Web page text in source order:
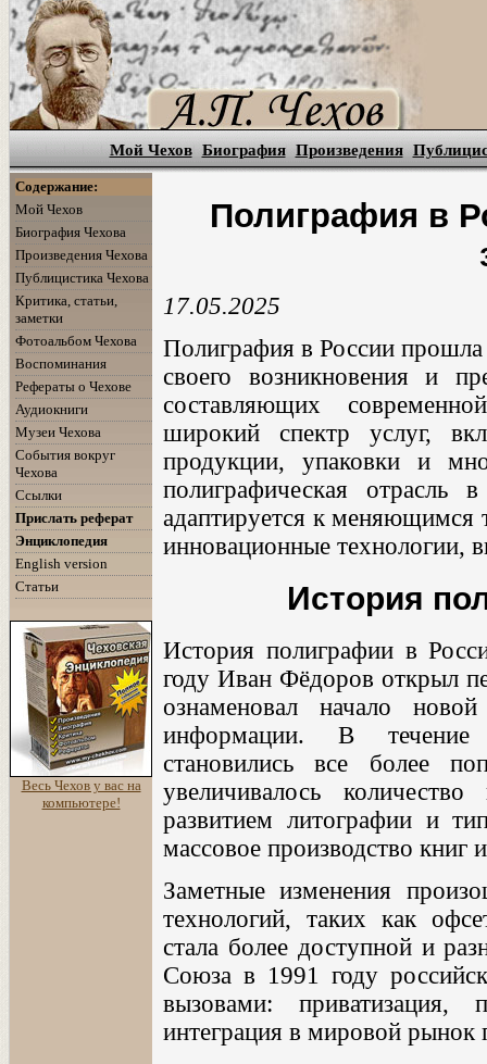
Мой Чехов Биография Произведения
Содержание:
Мой Чехов
Биография Чехова
Произведения Чехова
Публицистика Чехова
Критика, статьи,
заметки
Фотоальбом Чехова
Воспоминания
Рефераты о Чехове
Аудиокниги
Музеи Чехова
События вокруг
Чехова
Ссылки
Прислать реферат
Энциклопедия
English version
Статьи
Весь Чехов у вас на
компьютере!
Полиграфия в
17.05.2025
Полиграфия в России прошла
своего возникновения и
составляющих
широкий спектр услуг,
продукции, упаковки и
полиграфическая отрасль
адаптируется к меняющимся
инновационные технологии,
История
История полиграфии в
году Иван Фёдоров открыл
ознаменовал начало
информации. В течение
становились все более
увеличивалось
развитием литографии и
массовое производство книг
Заметные изменения
технологий, таких как
стала более доступной и
Союза в 1991 году
вызовами:
интеграция в мировой рынок